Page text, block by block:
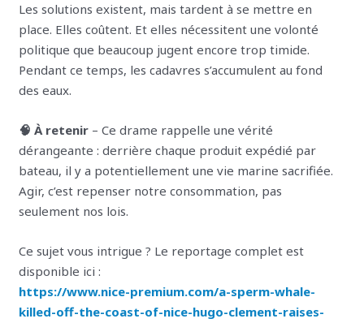
Les solutions existent, mais tardent à se mettre en
place. Elles coûtent. Et elles nécessitent une volonté
politique que beaucoup jugent encore trop timide.
Pendant ce temps, les cadavres s’accumulent au fond
des eaux.
🧠 À retenir – Ce drame rappelle une vérité
dérangeante : derrière chaque produit expédié par
bateau, il y a potentiellement une vie marine sacrifiée.
Agir, c’est repenser notre consommation, pas
seulement nos lois.
Ce sujet vous intrigue ? Le reportage complet est
disponible ici :
https://www.nice-premium.com/a-sperm-whale-
killed-off-the-coast-of-nice-hugo-clement-raises-